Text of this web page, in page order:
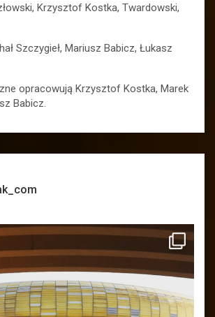
Krzysztof Kostka, Twardowski,
Szczygieł, Mariusz Babicz, Łukasz
opracowują Krzysztof Kostka, Marek
Babicz.